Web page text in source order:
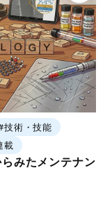
技術・技能
載
らみたメンテナン